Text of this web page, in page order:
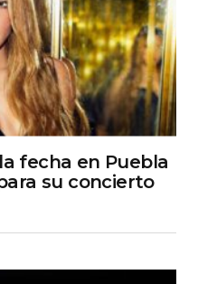
fecha en Puebla
su concierto